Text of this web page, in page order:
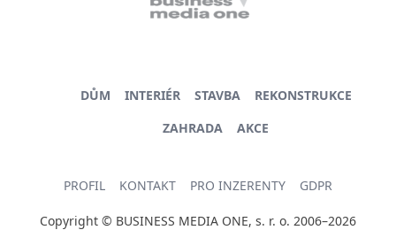
DŮM INTERIÉR STAVBA
REKONSTRUKCE
ZAHRADA
AKCE
PROFIL KONTAKT PRO INZERENTY GDPR
Copyright © BUSINESS MEDIA ONE, s. r. o. 2006–2026